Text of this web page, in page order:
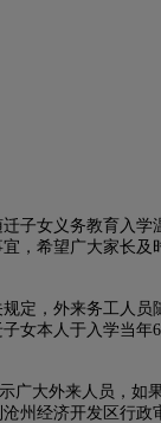
女义务教育入学
，希望广大家长及
，外来务工人员
女本人于入学当年
大外来人员，如
州经济开发区行